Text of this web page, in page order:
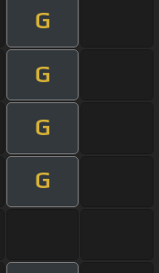
G
G
G
G